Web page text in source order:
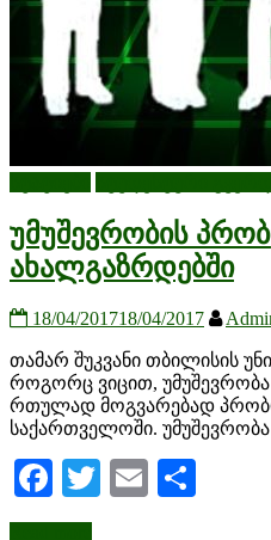
უმუშევრობის
ახალგაზრდებში
18/04/201718/04/2017
თამარ შუკვანი თბილისის
როგორც ვიცით,
რთულად მოგვარებად
საქართველოში. უმუშევრობა
Facebook
TwitterEmail